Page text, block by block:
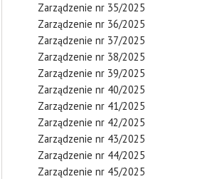
Zarządzenie nr 35/2025
Zarządzenie nr 36/2025
Zarządzenie nr 37/2025
Zarządzenie nr 38/2025
Zarządzenie nr 39/2025
Zarządzenie nr 40/2025
Zarządzenie nr 41/2025
Zarządzenie nr 42/2025
Zarządzenie nr 43/2025
Zarządzenie nr 44/2025
Zarządzenie nr 45/2025